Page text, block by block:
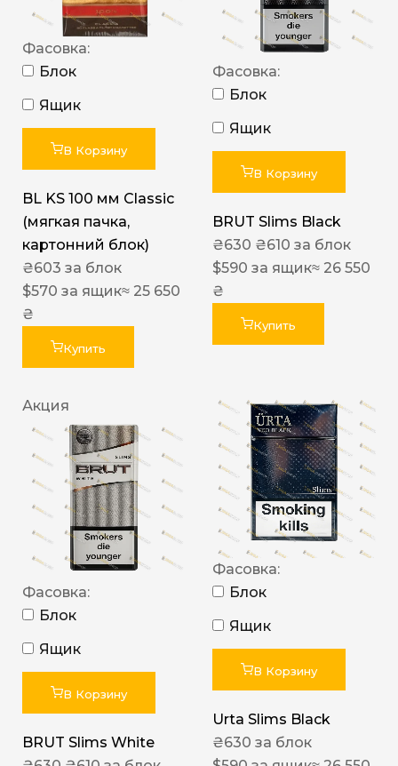
Фасовка:
Блок
Ящик
В Корзину
BL KS 100 мм Classic
(мягкая пачка,
картонний блок)
₴603 за блок
$570 за ящик≈ 25 650
₴
Купить
Фасовка:
Блок
Ящик
В Корзину
BRUT Slims Black
₴630 ₴610 за блок
$590 за ящик≈ 26 550
₴
Купить
Акция
Фасовка:
Блок
Ящик
В Корзину
BRUT Slims White
Фасовка:
Блок
Ящик
В Корзину
Urta Slims Black
₴630 за блок